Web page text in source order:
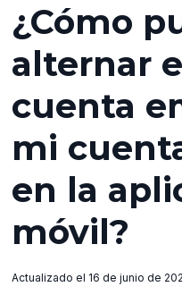
¿Cómo
alternar
cuenta
mi
en la
móvil?
Actualizado el 16 de junio de